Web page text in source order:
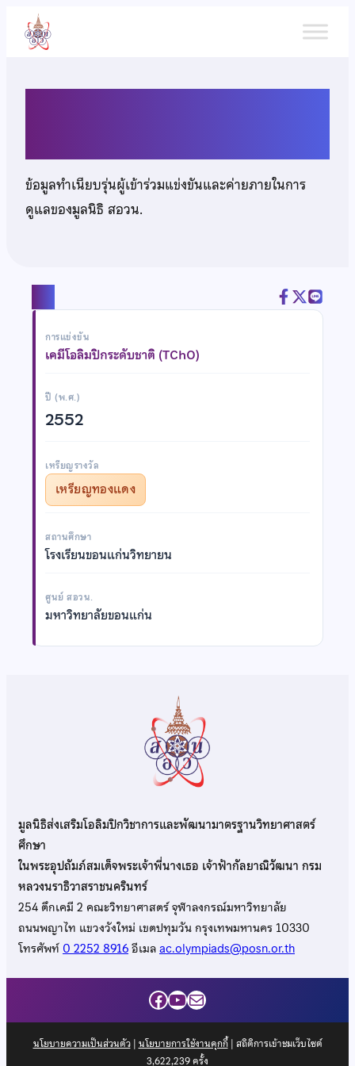
เนื้อหา
ข้อมูลทำเนียบรุ่นผู้เข้าร่วมแข่งขันและค่ายภายในการ
ดูแลของมูลนิธิ สอวน.
การแข่งขัน
เคมีโอลิมปิกระดับชาติ (TChO)
ปี (พ.ศ.)
2552
เหรียญรางวัล
เหรียญทองแดง
สถานศึกษา
โรงเรียนขอนแก่นวิทยายน
ศูนย์ สอวน.
มหาวิทยาลัยขอนแก่น
มูลนิธิส่งเสริมโอลิมปิกวิชาการและพัฒนามาตรฐานวิทยาศาสตร์
ศึกษา
ในพระอุปถัมภ์สมเด็จพระเจ้าพี่นางเธอ เจ้าฟ้ากัลยาณิวัฒนา กรม
หลวงนราธิวาสราชนครินทร์
254 ตึกเคมี 2 คณะวิทยาศาสตร์ จุฬาลงกรณ์มหาวิทยาลัย
ถนนพญาไท แขวงวังใหม่ เขตปทุมวัน กรุงเทพมหานคร 10330
โทรศัพท์0 2252 8916อีเมลac.olympiads@posn.or.th
Facebook
YouTube
Mail
นโยบายความเป็นส่วนตัว| นโยบายการใช้งานคุกกี้| สถิติการเข้าชมเว็บไซต์
3,622,239ครั้ง